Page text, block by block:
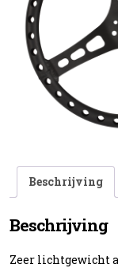
Beschrijving
Beschrijving
Zeer lichtgewicht